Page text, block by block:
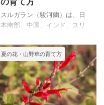
トキワシノブ（石化）は、２
０２２年９月７日に自宅で撮
影した栽培品です。 トキワシ
トキワシノブ（石化） ２０
１７年５月１６日 撮影 和名
トキワシノブ（石化） 学名
...
スルガラン（駿河蘭）は、日
本南部、中国、インド、スリ
に自生する夏咲きの欄です。
日本にもあるようですがかな
り減っているということで
す。 ランは冬暖かく、夏は涼
しく管理するのが基本です
が、スルガランは寒さに強
夏の花・山野草の育て方